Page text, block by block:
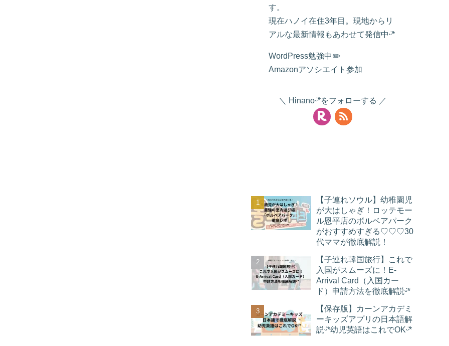
す。
現在ハノイ在住3年目。現地からリ
アルな最新情報もあわせて発信中ᵕ̈*
WordPress勉強中✏️
Amazonアソシエイト参加
Hinanoᵕ̈*をフォローする
【子連れソウル】幼稚園児
が大はしゃぎ！ロッテモー
ル恩平店のボルベアパーク
がおすすめすぎる♡♡♡30
代ママが徹底解説！
【子連れ韓国旅行】これで
入国がスムーズに！E-
Arrival Card（入国カー
ド）申請方法を徹底解説ᵕ̈*
【保存版】カーンアカデミ
ーキッズアプリの日本語解
説ᵕ̈*幼児英語はこれでOKᵕ̈*